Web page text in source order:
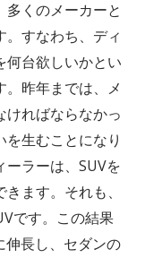
多くのメーカーと
すなわち、ディ
何台欲しいかとい
。昨年までは、メ
ければならなかっ
生むことになり
ラーは、SUVを
ます。それも、
です。この結果
伸長し、セダンの